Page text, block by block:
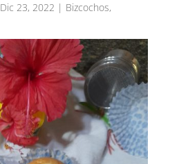
Dic 23, 2022 | Bizcochos,